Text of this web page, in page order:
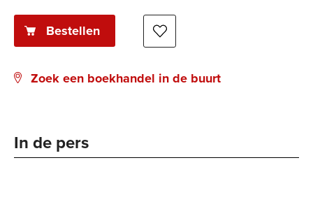
Bestellen
Zoek een boekhandel in de buurt
In de pers